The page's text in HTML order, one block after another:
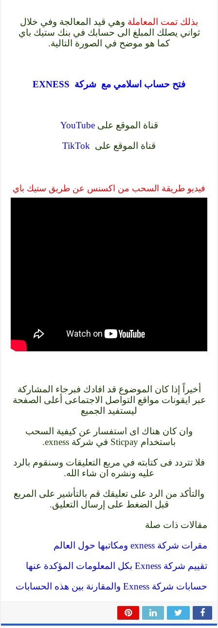
بذلك تمت المعاملة وهي قيد المعالجة وفي خلال
ثواني يصلك المبلغ الى حسابك في بنك ستيك باي
كما هو موضح في الصورة التالية.
فتح حساب اسلامي مع شركة EXNESS
قناة الموقع علىYouTube
قناة الموقع على TikTok
فيديو طريقة السحب من اكسنس عن طريق ستيك باي
أخيراً إذا كان الموضوع قد افادك فبرجاء المشاركة
عبر ايقونات مواقع التواصل الاجتماعى أعلى الصفحة
ليستفيد الجميع
وان كان هناك اى استفسار عن كيفية السحب
باستخدام Sticpay في شركة exness.
فلا تتردد فى كتابته في مربع التعليقات وسنقوم بالرد
عليه ونشره ان شاء الله.
والتأكد من الرد على تعليقك قم بالتأشير على المربع
قبل الضغط على إرسال التعليق.
مقالات ذات صلة
مقرات شركة exness ومكاتبها حول العالم
تقييم شركة Exness بكل المعلومات المؤكدة عنها
حسابات شركة Exness والمقارنة بين هذه الحسابات